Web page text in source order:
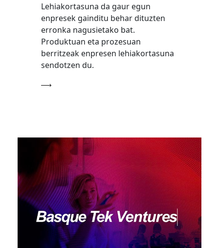
Lehiakortasuna da gaur egun
enpresek gainditu behar dituzten
erronka nagusietako bat.
Produktuan eta prozesuan
berritzeak enpresen lehiakortasuna
sendotzen du.